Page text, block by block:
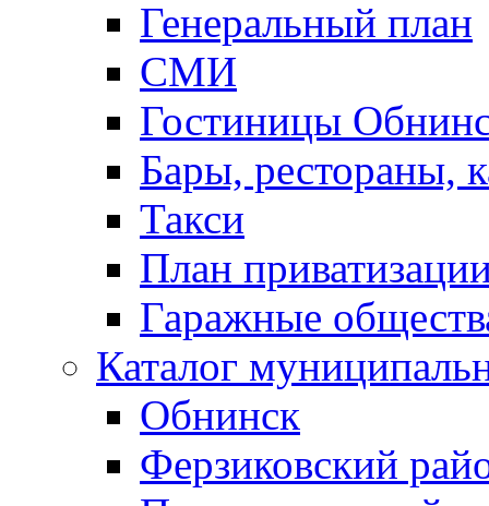
Генеральный план
СМИ
Гостиницы
Бары, рестораны,
Такси
План
Гаражные
Каталог
Обнинск
Ферзиковский